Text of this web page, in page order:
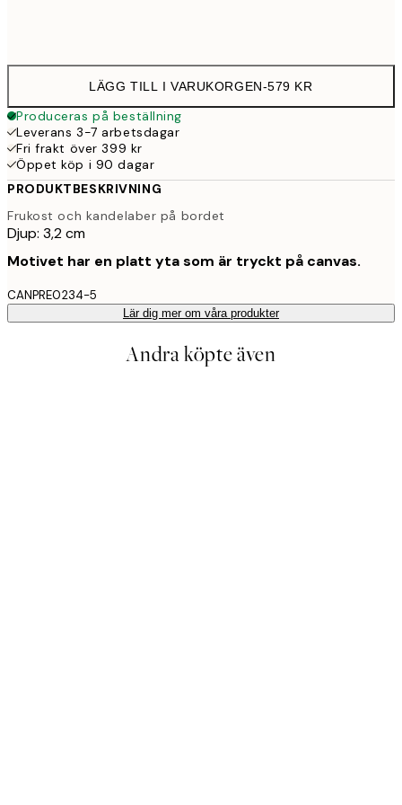
LÄGG TILL I VARUKORGEN-579 KR
Produceras på beställning
Leverans 3-7 arbetsdagar
Fri frakt över 399 kr
Öppet köp i 90 dagar
PRODUKTBESKRIVNING
Frukost och kandelaber på bordet
Djup: 3,2 cm
Motivet har en platt yta som är tryckt på canvas.
CANPRE0234-5
Lär dig mer om våra produkter
Andra köpte även